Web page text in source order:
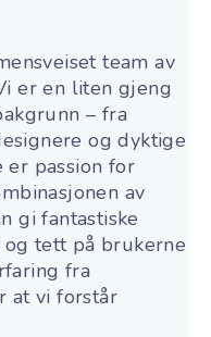
team av
er en liten gjeng
– fra
og dyktige
passion for
av
gi fantastiske
tett på brukerne
fra
at vi forstår